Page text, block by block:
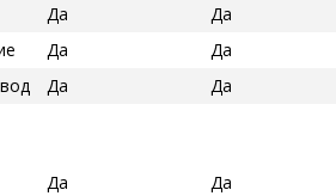
Да
Да
Да
Да
Да Да
Да Да